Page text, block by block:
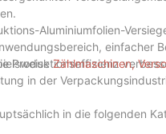
Aluminiumfolien-
einfacher
Produktionseffizienz
in der
Zählmaschinen,
in die folgenden